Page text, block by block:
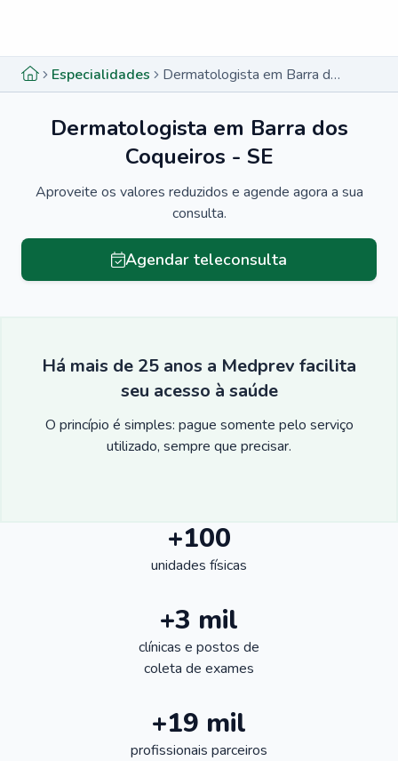
Especialidades Dermatologista em Barra dos Coqueiros - SE
Dermatologista em Barra dos
Coqueiros - SE
Aproveite os valores reduzidos e agende agora a sua
consulta.
Agendar teleconsulta
Há mais de 25 anos a Medprev facilita
seu acesso à saúde
O princípio é simples: pague somente pelo serviço
utilizado, sempre que precisar.
+100
unidades físicas
+3 mil
clínicas e postos de
coleta de exames
+19 mil
profissionais parceiros